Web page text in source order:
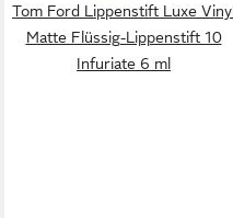
Tom Ford Lippenstift Luxe Vinyl
Matte Flüssig-Lippenstift 10
Infuriate 6 ml